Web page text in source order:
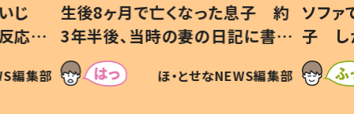
じ
応に
編集部
生後8ヶ月で亡くなった息子 約
3年半後、当時の妻の日記に書い
てあった本音とは
ほ・とせなNEWS編集部
ソファ
子 し
すべ
いから